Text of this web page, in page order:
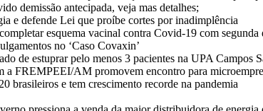
demissão antecipada, veja mas detalhes;
e defende Lei que proíbe cortes por inadimplência
esquema vacinal contra Covid-19 com segunda
no ‘Caso Covaxin’
de estuprar pelo menos 3 pacientes na UPA Campos
FREMPEEI/AM promovem encontro para
brasileiros e tem crescimento recorde na pandemia